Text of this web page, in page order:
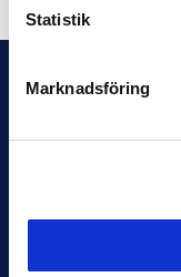
Statistik
Marknadsföring